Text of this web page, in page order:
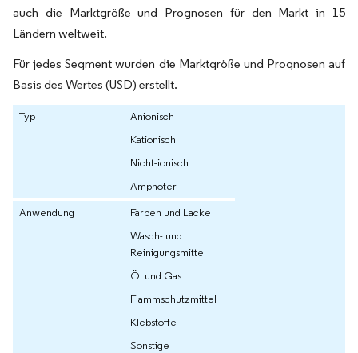
auch die Marktgröße und Prognosen für den Markt in 15
Ländern weltweit.
Für jedes Segment wurden die Marktgröße und Prognosen auf
Basis des Wertes (USD) erstellt.
Typ
Anionisch
Kationisch
Nicht-ionisch
Amphoter
Anwendung
Farben und Lacke
Wasch- und
Reinigungsmittel
Öl und Gas
Flammschutzmittel
Klebstoffe
Sonstige